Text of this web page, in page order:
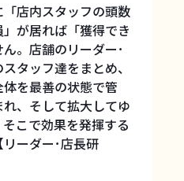
店内スタッフの頭数
が居れば「獲得でき
。店舗のリーダー･
タッフ達をまとめ、
を最善の状態で管
、そして拡大してゆ
こで効果を発揮する
ーダー･店長研